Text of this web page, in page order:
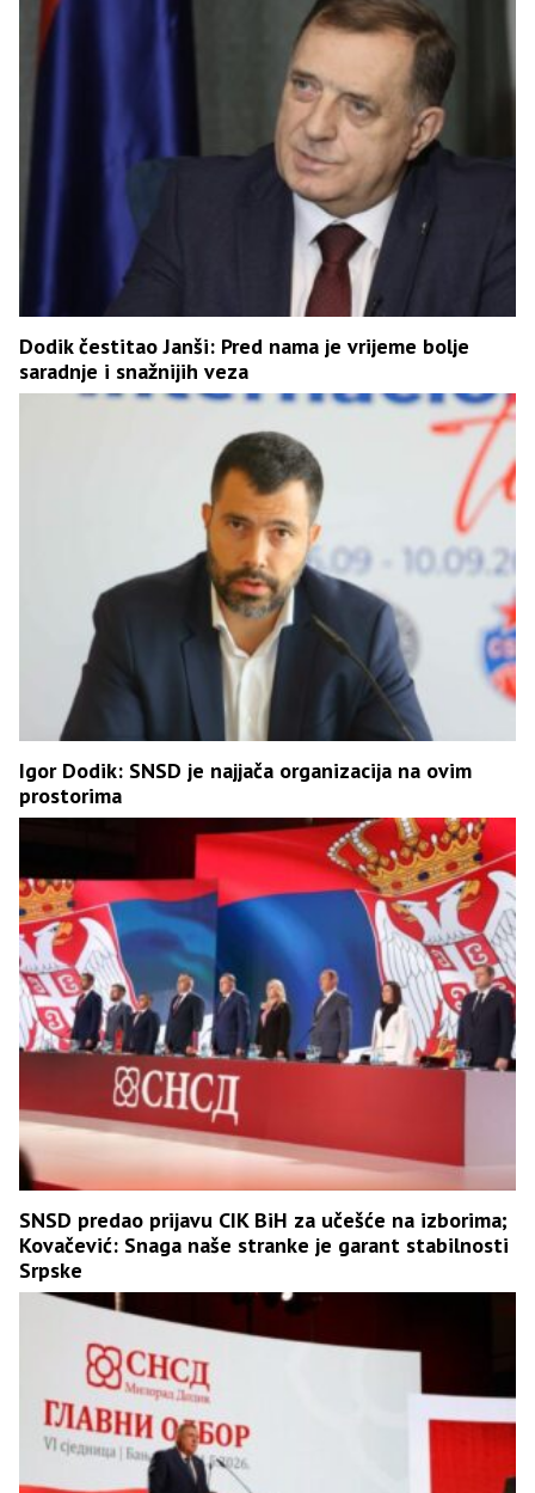
Dodik čestitao Janši: Pred nama je vrijeme bolje
saradnje i snažnijih veza
Igor Dodik: SNSD je najjača organizacija na ovim
prostorima
SNSD predao prijavu CIK BiH za učešće na izborima;
Kovačević: Snaga naše stranke je garant stabilnosti
Srpske